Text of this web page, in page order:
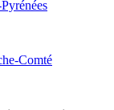
Comté